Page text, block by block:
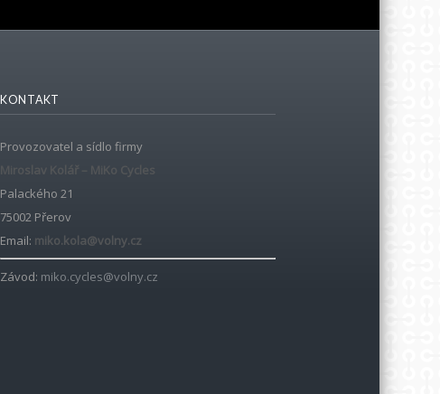
KONTAKT
Provozovatel a sídlo firmy
Miroslav Kolář – MiKo Cycles
Palackého 21
75002 Přerov
Email: miko.kola@volny.cz
Závod: miko.cycles@volny.cz